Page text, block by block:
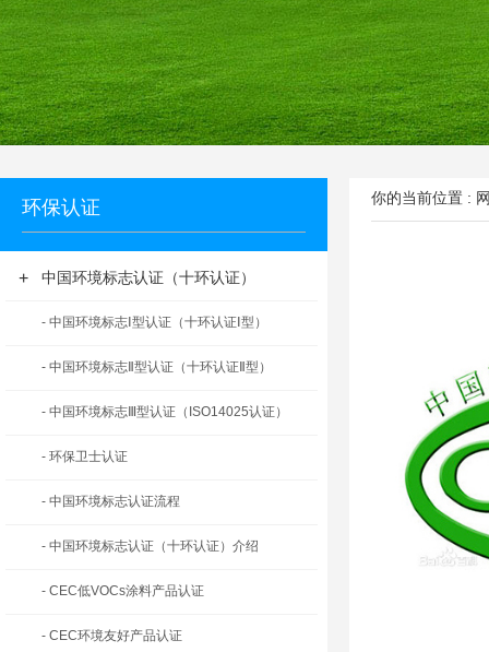
环保认证
+ 中国环境标志认证（十环认证）
- 中国环境标志Ⅰ型认证（十环认证Ⅰ型）
- 中国环境标志Ⅱ型认证（十环认证Ⅱ型）
- 中国环境标志Ⅲ型认证（ISO14025认证）
- 环保卫士认证
- 中国环境标志认证流程
- 中国环境标志认证（十环认证）介绍
- CEC低VOCs涂料产品认证
- CEC环境友好产品认证
你的当前位置 :